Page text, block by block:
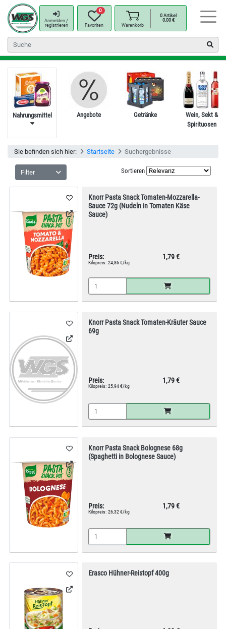
Anmelden /
registrieren
0
Favoriten Warenkorb
0Artikel
0,00 €
Nahrungsmittel Angebote Getränke
Wein, Sekt &
Spirituosen
Sie befinden sich hier: Startseite Suchergebnisse
Filter Sortieren
Knorr Pasta Snack Tomaten-Mozzarella-
Sauce 72g (Nudeln in Tomaten Käse
Sauce)
Preis: 1,79 €
Kilopreis: 24,86 €/kg
Knorr Pasta Snack Tomaten-Kräuter Sauce
69g
Preis: 1,79 €
Kilopreis: 25,94 €/kg
Knorr Pasta Snack Bolognese 68g
(Spaghetti in Bolognese Sauce)
Preis: 1,79 €
Kilopreis: 26,32 €/kg
Erasco Hühner-Reistopf 400g